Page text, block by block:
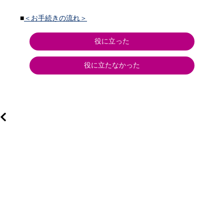
■＜お手続きの流れ＞
役に立った
役に立たなかった